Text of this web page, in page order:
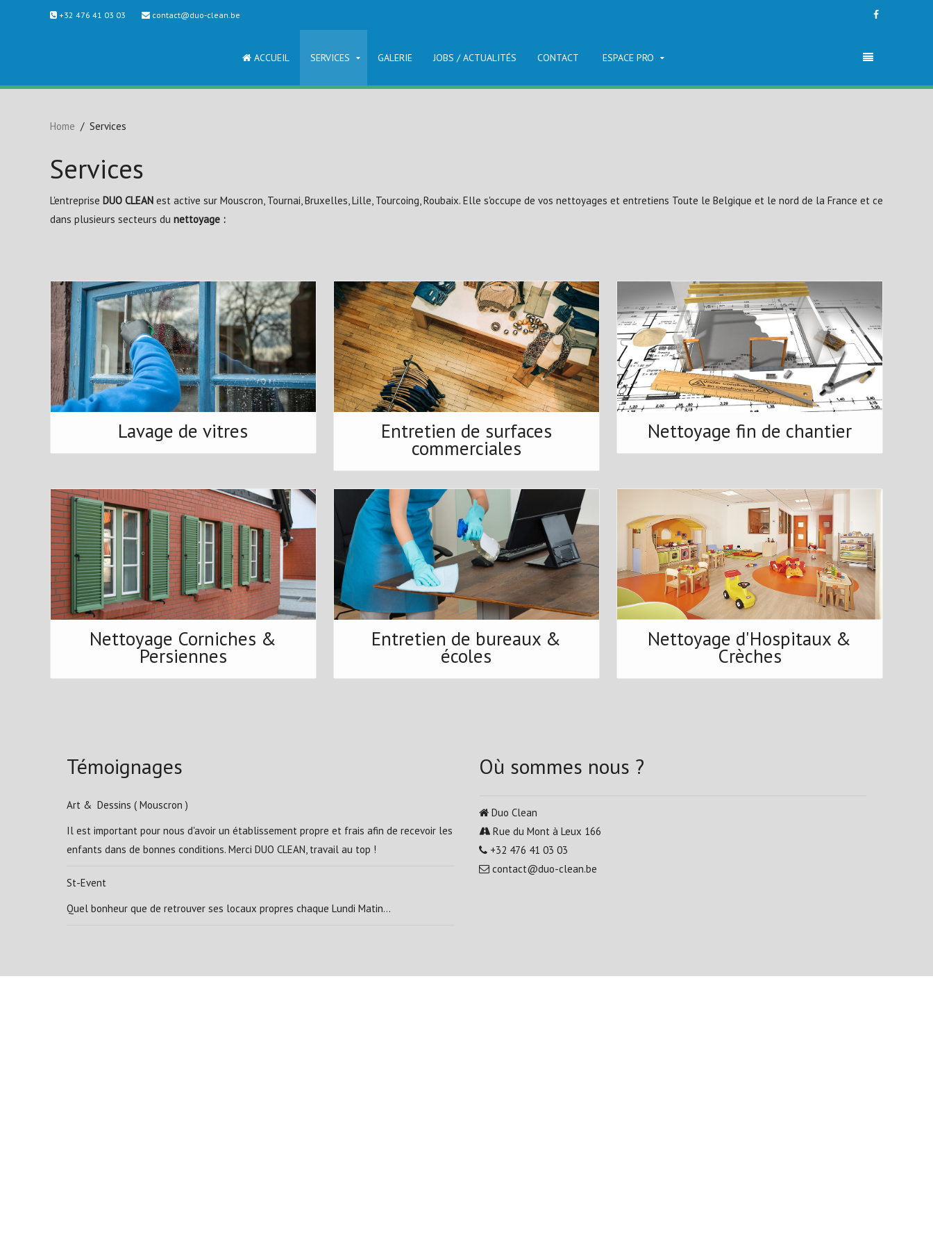
+32 476 41 03 03 contact@duo-clean.be
ACCUEIL SERVICES GALERIE JOBS / ACTUALITÉS CONTACT ESPACE PRO
Home Services
Services
L'entreprise DUO CLEAN est active sur Mouscron, Tournai, Bruxelles, Lille, Tourcoing, Roubaix. Elle s'occupe de vos nettoyages et entretiens Toute le Belgique et le nord de la France et ce
dans plusieurs secteurs du nettoyage :
Lavage de vitres Entretien de surfaces
commerciales
Nettoyage fin de chantier
Nettoyage Corniches &
Persiennes
Entretien de bureaux &
écoles
Nettoyage d'Hospitaux &
Crèches
Témoignages
Art & Dessins ( Mouscron )
Il est important pour nous d'avoir un établissement propre et frais afin de recevoir les
enfants dans de bonnes conditions. Merci DUO CLEAN, travail au top !
St-Event
Quel bonheur que de retrouver ses locaux propres chaque Lundi Matin...
Où sommes nous ?
Duo Clean
Rue du Mont à Leux 166
+32 476 41 03 03
contact@duo-clean.be